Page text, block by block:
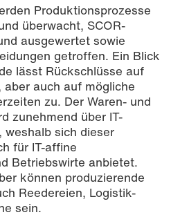
Produktionsprozesse
überwacht, SCOR-
ausgewertet sowie
getroffen. Ein Blick
lässt Rückschlüsse auf
auch auf mögliche
zu. Der Waren- und
zunehmend über IT-
sich dieser
für IT-affine
Betriebswirte anbietet.
können produzierende
Reedereien, Logistik-
sein.